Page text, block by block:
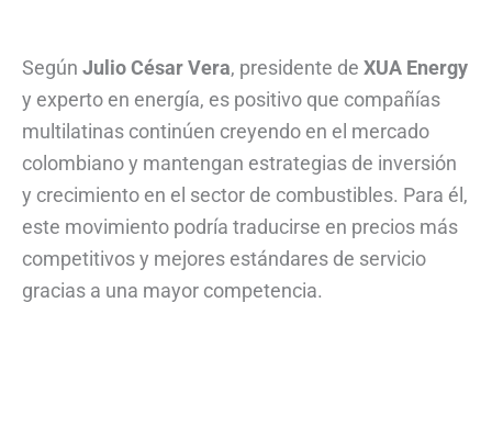
Según Julio César Vera, presidente de XUA Energy
y experto en energía, es positivo que compañías
multilatinas continúen creyendo en el mercado
colombiano y mantengan estrategias de inversión
y crecimiento en el sector de combustibles. Para él,
este movimiento podría traducirse en precios más
competitivos y mejores estándares de servicio
gracias a una mayor competencia.